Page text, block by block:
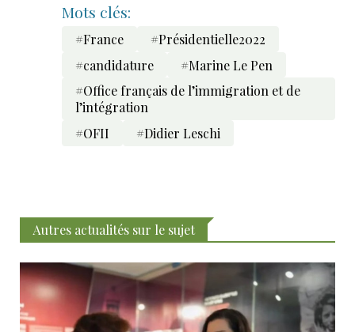
Mots clés:
#France
#Présidentielle2022
#candidature
#Marine Le Pen
#Office français de l’immigration et de
l’intégration
#OFII
#Didier Leschi
Autres actualités sur le sujet